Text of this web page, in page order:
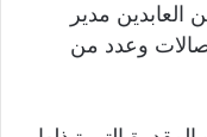
العابدين مدير
وعدد من